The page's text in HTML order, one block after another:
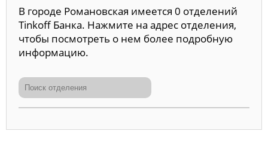
В городе Романовская имеется 0 отделений
Tinkoff Банка. Нажмите на адрес отделения,
чтобы посмотреть о нем более подробную
информацию.